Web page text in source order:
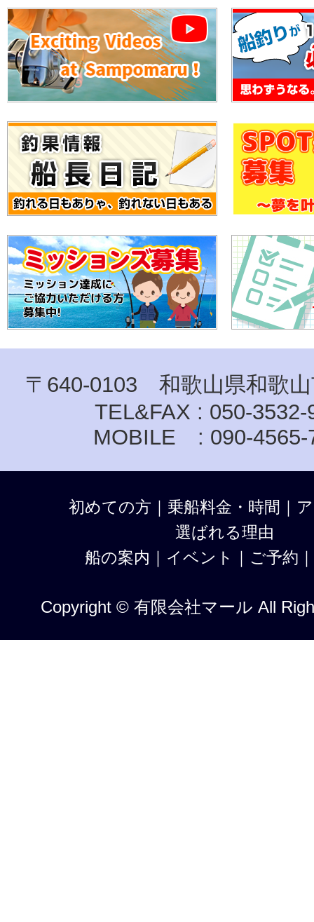
〒640-0103 和歌山県和歌山
TEL&FAX : 050-3532-
MOBILE : 090-4565-
初めての方 ｜ 乗船料金・時間 ｜
選ばれる理由
船の案内 ｜ イベント ｜ ご予約 ｜
Copyright © 有限会社マール All